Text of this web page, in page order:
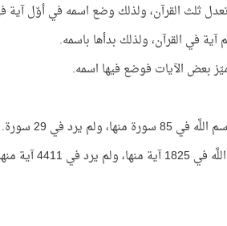
ثلث القرآن، ولذلك وضع اسمه في أوّل آية
آية في القرآن، ولذلك بدأها باسمه.
بعض الآيات فوضع فيها اسمه.